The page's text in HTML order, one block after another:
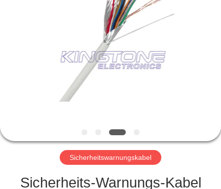
AUSFLUG
QUALITÄTSKONTROLLE
SIE
MIT
Sicherheitswarnungskabel
Sicherheits-Warnungs-Kabel